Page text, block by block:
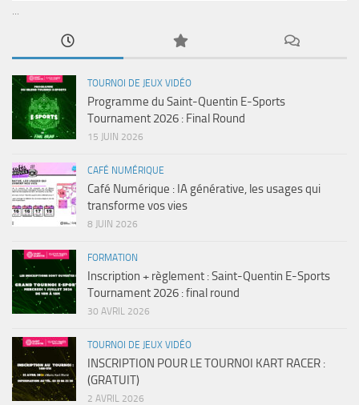
TOURNOI DE JEUX VIDÉO
Programme du Saint-Quentin E-Sports
Tournament 2026 : Final Round
15 JUIN 2026
CAFÉ NUMÉRIQUE
Café Numérique : IA générative, les usages qui
transforme vos vies
8 JUIN 2026
FORMATION
Inscription + règlement : Saint-Quentin E-Sports
Tournament 2026 : final round
30 AVRIL 2026
TOURNOI DE JEUX VIDÉO
INSCRIPTION POUR LE TOURNOI KART RACER :
(GRATUIT)
2 AVRIL 2026